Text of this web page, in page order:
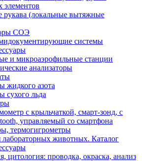
элементов
(локальные вытяжные
СОЭ
системы
и микроаэрофильные станции
анализаторы
жидкого азота
сухого льда
с крыльчаткой, смарт-зонд, с
управляемый со смартфона
термогигрометры
лабораторных животных. Каталог
цитология: проводка, окраска, анализ